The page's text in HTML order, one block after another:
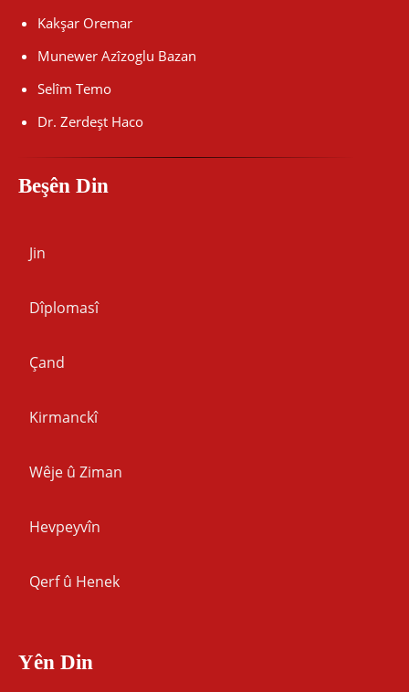
Kakşar Oremar
Munewer Azîzoglu Bazan
Selîm Temo
Dr. Zerdeşt Haco
Beşên Din
Jin
Dîplomasî
Çand
Kirmanckî
Wêje û Ziman
Hevpeyvîn
Qerf û Henek
Yên Din